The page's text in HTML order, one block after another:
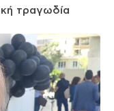
τραγωδία